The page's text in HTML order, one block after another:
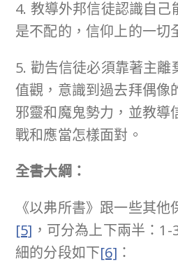
4. 教導外邦信徒認識自己
是不配的，信仰上的一切
5. 勸告信徒必須靠著主離
值觀，意識到過去拜偶像
邪靈和魔鬼勢力，並教導
戰和應當怎樣面對。
全書大綱：
《以弗所書》跟一些其
[5] ，可分為上下兩半：
細的分段如下[6] ：